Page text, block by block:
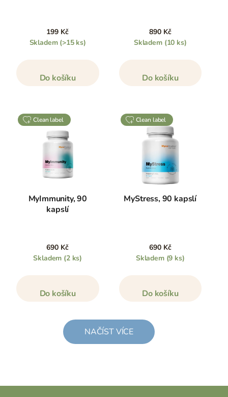
199 Kč
Skladem (>15 ks)
Do košíku
890 Kč
Skladem (10 ks)
Do košíku
clean label
MyImmunity, 90
kapslí
690 Kč
Skladem (2 ks)
Do košíku
clean label
MyStress, 90 kapslí
690 Kč
Skladem (9 ks)
Do košíku
NAČÍST VÍCE